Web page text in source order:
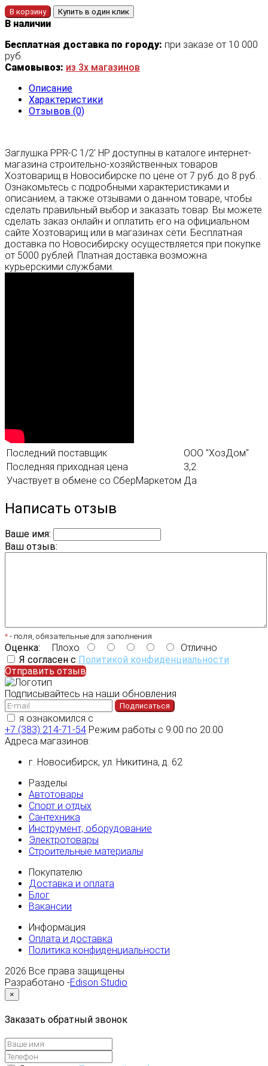
В корзину Купить в один клик
В наличии
Бесплатная доставка по городу: при заказе от 10 000
руб.
Самовывоз: из 3х магазинов
Описание
Характеристики
Отзывов (0)
Заглушка PPR-C 1/2' НР доступны в каталоге интернет-
магазина строительно-хозяйственных товаров
Хозтоварищ в Новосибирске по цене от 7 руб. до 8 руб. .
Ознакомьтесь с подробными характеристиками и
описанием, а также отзывами о данном товаре, чтобы
сделать правильный выбор и заказать товар. Вы можете
сделать заказ онлайн и оплатить его на официальном
сайте Хозтоварищ или в магазинах сети. Бесплатная
доставка по Новосибирску осуществляется при покупке
от 5000 рублей. Платная доставка возможна
курьерскими службами.
Последний поставщик
ООО "ХозДом"
Последняя приходная цена
3,2
Участвует в обмене со СберМаркетом Да
Написать отзыв
Ваше имя:
Ваш отзыв:
* - поля, обязательные для заполнения
Оценка: Плохо
Отлично
Я согласен с Политикой конфиденциальности
Отправить отзыв
Подписывайтесь на наши обновления
Подписаться
я ознакомился с
+7 (383) 214-71-54 Режим работы с 9:00 по 20:00
Адреса магазинов:
г. Новосибирск, ул. Никитина, д. 62
Разделы
Автотовары
Спорт и отдых
Сантехника
Инструмент, оборудование
Электротовары
Строительные материалы
Покупателю
Доставка и оплата
Блог
Вакансии
Информация
Оплата и доставка
Политика конфиденциальности
2026 Все права защищены
Разработано -Edison Studio
×
Заказать обратный звонок